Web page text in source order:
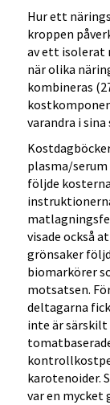
Hur ett
kroppen
av ett isolerat
när olika
kombineras
varandra i
plasma/serum
följde
visade också
grönsaker
biomarkörer
motsatsen.
deltagarna
inte är särskilt
karotenoider.
var en